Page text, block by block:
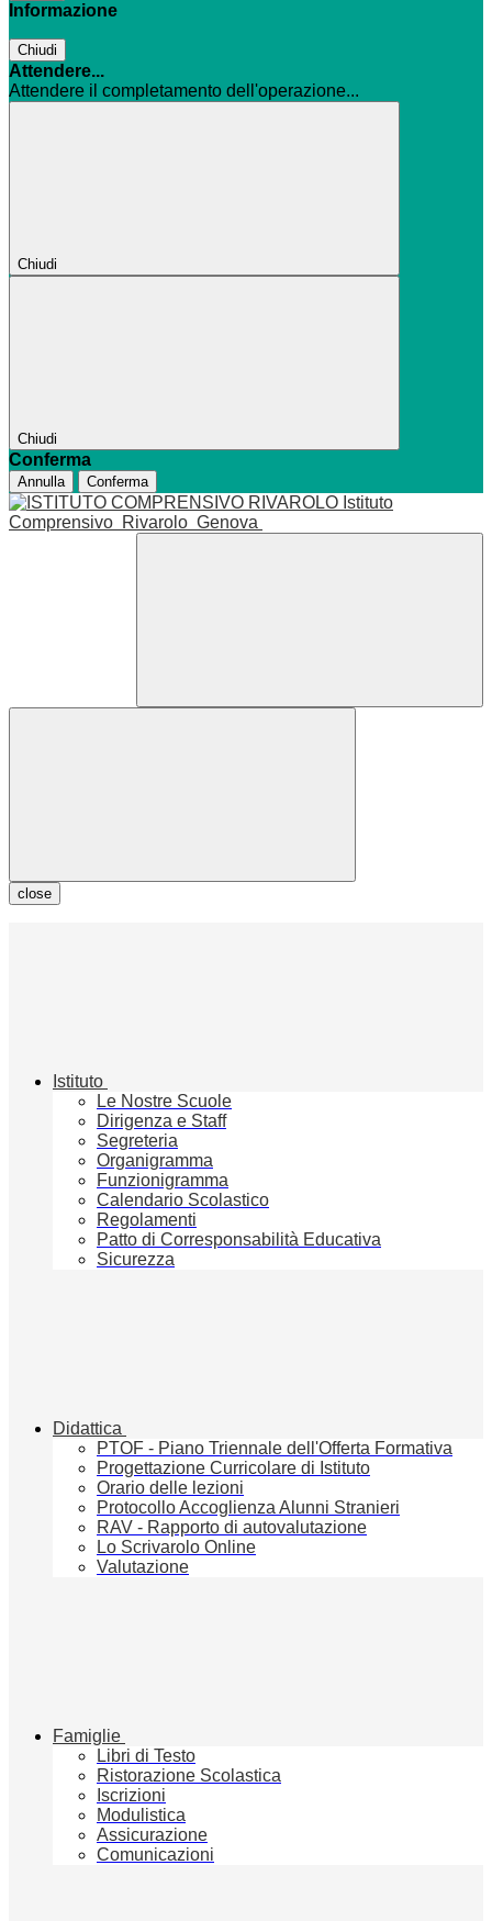
Informazione
Chiudi
Attendere...
Attendere il completamento dell'operazione...
Chiudi
Chiudi
Conferma
Annulla Conferma
Istituto
Comprensivo Rivarolo Genova
close
Istituto
Le Nostre Scuole
Dirigenza e Staff
Segreteria
Organigramma
Funzionigramma
Calendario Scolastico
Regolamenti
Patto di Corresponsabilità Educativa
Sicurezza
Didattica
PTOF - Piano Triennale dell'Offerta Formativa
Progettazione Curricolare di Istituto
Orario delle lezioni
Protocollo Accoglienza Alunni Stranieri
RAV - Rapporto di autovalutazione
Lo Scrivarolo Online
Valutazione
Famiglie
Libri di Testo
Ristorazione Scolastica
Iscrizioni
Modulistica
Assicurazione
Comunicazioni